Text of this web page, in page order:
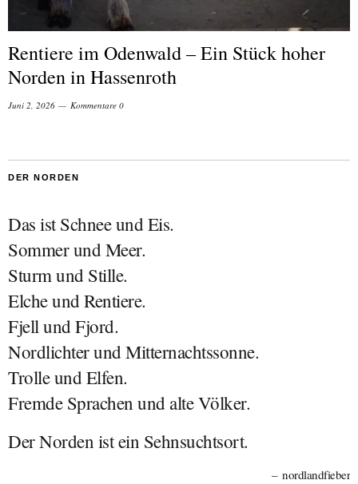
Rentiere im Odenwald – Ein Stück hoher
Norden in Hassenroth
Juni 2, 2026 Kommentare 0
DER NORDEN
Das ist Schnee und Eis.
Sommer und Meer.
Sturm und Stille.
Elche und Rentiere.
Fjell und Fjord.
Nordlichter und Mitternachtssonne.
Trolle und Elfen.
Fremde Sprachen und alte Völker.
Der Norden ist ein Sehnsuchtsort.
nordlandfieber